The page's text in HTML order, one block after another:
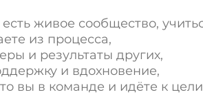
есть живое сообщество,
из процесса,
и результаты других,
и вдохновение,
вы в команде и идёте к